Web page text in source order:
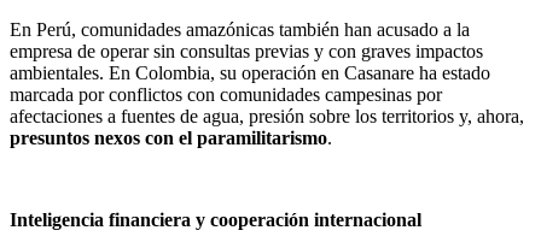
En Perú, comunidades amazónicas también han acusado a la
empresa de operar sin consultas previas y con graves impactos
ambientales. En Colombia, su operación en Casanare ha estado
marcada por conflictos con comunidades campesinas por
afectaciones a fuentes de agua, presión sobre los territorios y, ahora,
presuntos nexos con el paramilitarismo.
Inteligencia financiera y cooperación internacional